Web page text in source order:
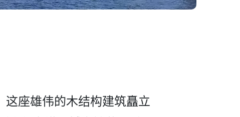
座雄伟的木结构建筑矗立